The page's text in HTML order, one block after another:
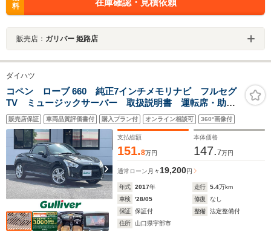
料
在庫確認・見積依頼
販売店： ガリバー 姫路店
ダイハツ
コペン ローブ 660 純正7インチメモリナビ フルセグ
TV ミュージックサーバー 取扱説明書 運転席・助手
席シートヒーター スマートキー 純正16インチアルミ
ホイール LEDヘッドライト LEDフォグランプ
販売店保証 車両品質評価書付 購入プラン付 オンライン相談可 360°画像付
支払総額
151.8万円
本体価格
147.7万円
通常ローン 月々19,200円
年式 2017年 走行 5.4万km
車検
'28/05 修復
なし
保証
保証付 整備
法定整備付
住所
山口県宇部市